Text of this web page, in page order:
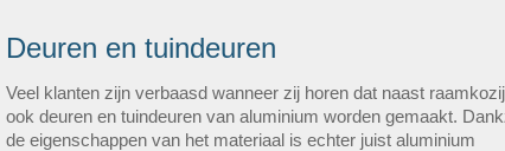
Deuren en tuindeuren
Veel klanten zijn verbaasd wanneer zij horen dat naast
ook deuren en tuindeuren van aluminium worden gemaakt.
de eigenschappen van het materiaal is echter juist aluminium